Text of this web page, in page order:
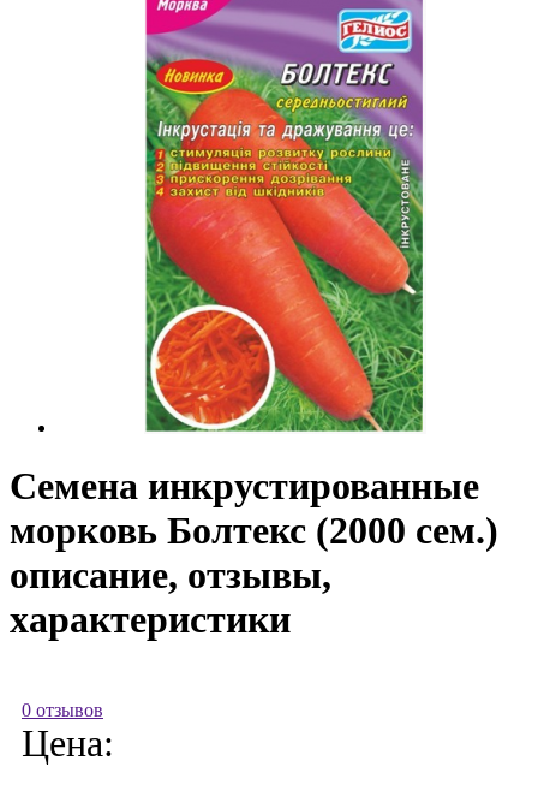
Семена инкрустированные
морковь Болтекс (2000 сем.)
описание, отзывы,
характеристики
0 отзывов
Цена: